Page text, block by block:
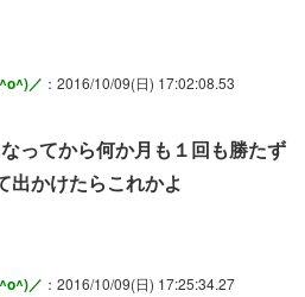
／ ：2016/10/09(日) 17:02:08.53
ってから何か月も１回も勝たず
出かけたらこれかよ
／ ：2016/10/09(日) 17:25:34.27